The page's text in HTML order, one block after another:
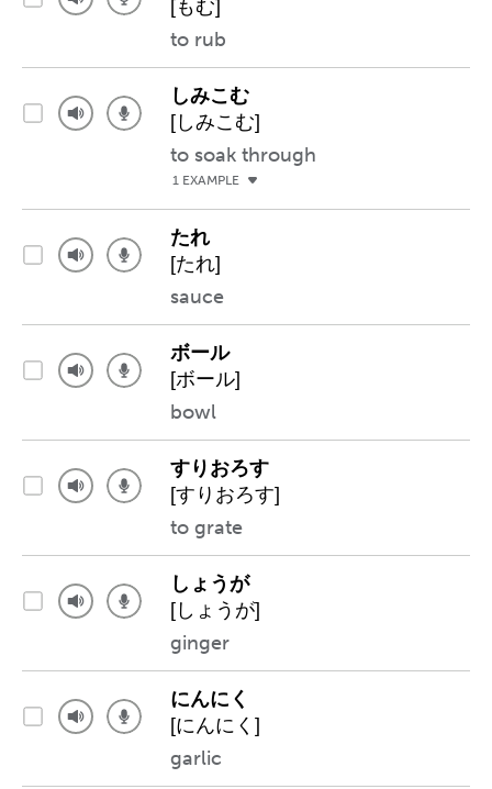
[もむ]
to rub
しみこむ
[しみこむ]
to soak through
1 EXAMPLE
たれ
[たれ]
sauce
ボール
[ボール]
bowl
すりおろす
[すりおろす]
to grate
しょうが
[しょうが]
ginger
にんにく
[にんにく]
garlic